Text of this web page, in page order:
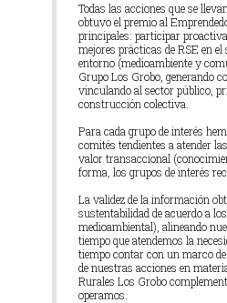
Todas las acciones que se
obtuvo el premio al
principales: participar
mejores prácticas de RSE en
entorno (medioambiente y
Grupo Los Grobo, generando
vinculando al sector público,
construcción colectiva.
Para cada grupo de interés
comités tendientes a atender
valor transaccional
forma, los grupos de interés
La validez de la información
sustentabilidad de acuerdo a
medioambiental), alineando
tiempo que atendemos la
tiempo contar con un marco
de nuestras acciones en
Rurales Los Grobo
operamos.